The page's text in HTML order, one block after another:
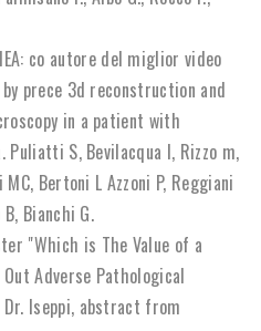
IEA: co autore del miglior video
prece 3d reconstruction and
in a patient with
S, Bevilacqua l, Rizzo m,
Bertoni L Azzoni P, Reggiani
Bianchi G.
"Which is The Value of a
Adverse Pathological
Iseppi, abstract from